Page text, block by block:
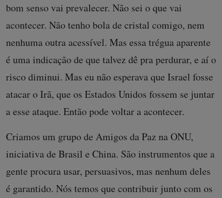
bom senso vai prevalecer. Não sei o que vai
acontecer. Não tenho bola de cristal comigo, nem
nenhuma outra acessível. Mas essa trégua aparente
é uma indicação de que talvez dê pra perdurar, e aí o
risco diminui. Mas eu não esperava que Israel fosse
atacar o Irã, que os Estados Unidos fossem se juntar
a esse ataque. Então pode voltar a acontecer.
Criamos um grupo de Amigos da Paz na ONU,
iniciativa de Brasil e China. São instrumentos que a
gente procura usar, persuasivos, mas nenhum deles
é garantido. Nós temos que contribuir junto com os